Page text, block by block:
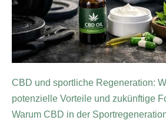
CBD und sportliche Regeneration:
potenzielle Vorteile und zukünftige
Warum CBD in der